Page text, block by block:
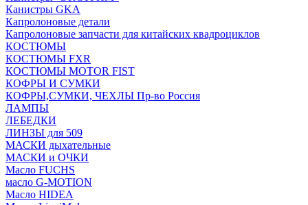
Канистры GKA
Капролоновые детали
Капролоновые запчасти для китайских квадроциклов
КОСТЮМЫ
КОСТЮМЫ FXR
КОСТЮМЫ MOTOR FIST
КОФРЫ И СУМКИ
КОФРЫ,СУМКИ, ЧЕХЛЫ Пр-во Россия
ЛАМПЫ
ЛЕБЕДКИ
ЛИНЗЫ для 509
МАСКИ дыхательные
МАСКИ и ОЧКИ
Масло FUCHS
масло G-MOTION
Масло HIDEA